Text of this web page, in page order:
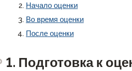
Начало оценки
Во время оценки
После оценки
1. Подготовка к